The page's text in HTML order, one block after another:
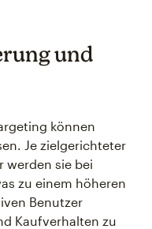
und
können
Je zielgerichteter
werden sie bei
zu einem höheren
Benutzer
Kaufverhalten zu